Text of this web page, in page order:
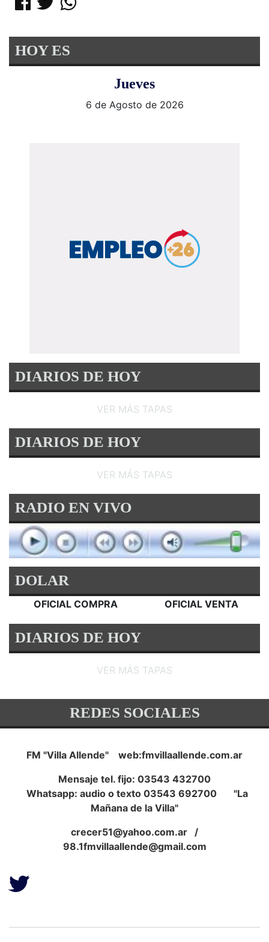
HOY ES
Jueves
6 de Agosto de 2026
DIARIOS DE HOY
VER MÁS TAPAS
DIARIOS DE HOY
VER MÁS TAPAS
RADIO EN VIVO
DOLAR
OFICIAL COMPRA OFICIAL VENTA
DIARIOS DE HOY
VER MÁS TAPAS
REDES SOCIALES
FM "Villa Allende" web:fmvillaallende.com.ar
Mensaje tel. fijo: 03543 432700
Whatsapp: audio o texto 03543 692700 "La
Mañana de la Villa"
crecer51@yahoo.com.ar /
98.1fmvillaallende@gmail.com